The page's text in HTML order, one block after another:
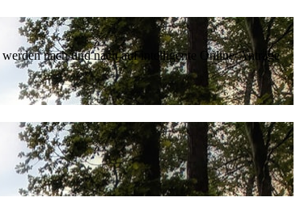
nach und nach auf intelligente Online-Anträge